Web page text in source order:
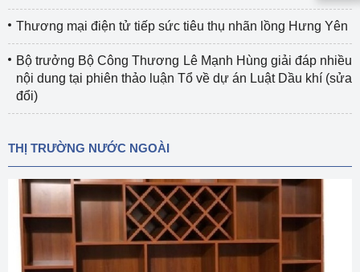
Thương mại điện tử tiếp sức tiêu thụ nhãn lồng Hưng Yên
Bộ trưởng Bộ Công Thương Lê Mạnh Hùng giải đáp nhiều
nội dung tại phiên thảo luận Tổ về dự án Luật Dầu khí (sửa
đổi)
THỊ TRƯỜNG NƯỚC NGOÀI